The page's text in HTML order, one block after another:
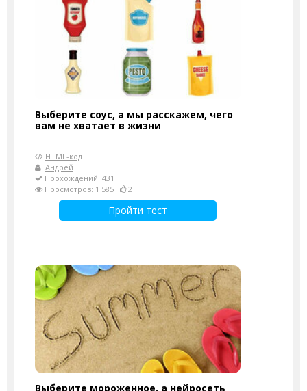
Выберите соус, а мы расскажем, чего
вам не хватает в жизни
HTML-код
Андрей
Прохождений: 431
Просмотров: 1 585
2
Пройти тест
Выберите мороженное, а нейросеть